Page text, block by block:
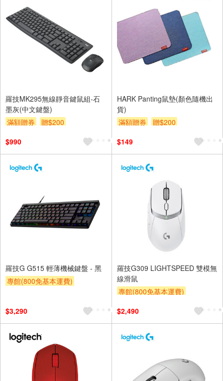
羅技MK295無線靜音鍵鼠組-石
墨灰(中文鍵盤)
滿額贈券
贈$200
$990
HARK Panting鼠墊(顏色隨機出
貨)
滿額贈券
贈$200
$149
羅技G G515 輕薄機械鍵盤 - 黑
專館(800免基本運費)
$3,290
羅技G309 LIGHTSPEED 雙模無
線滑鼠
專館(800免基本運費)
$2,490